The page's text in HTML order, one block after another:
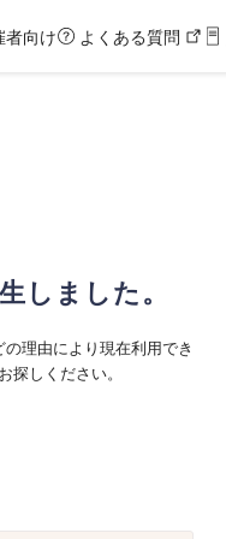
者向け よくある質問
しました。
理由により現在利用でき
探しください。